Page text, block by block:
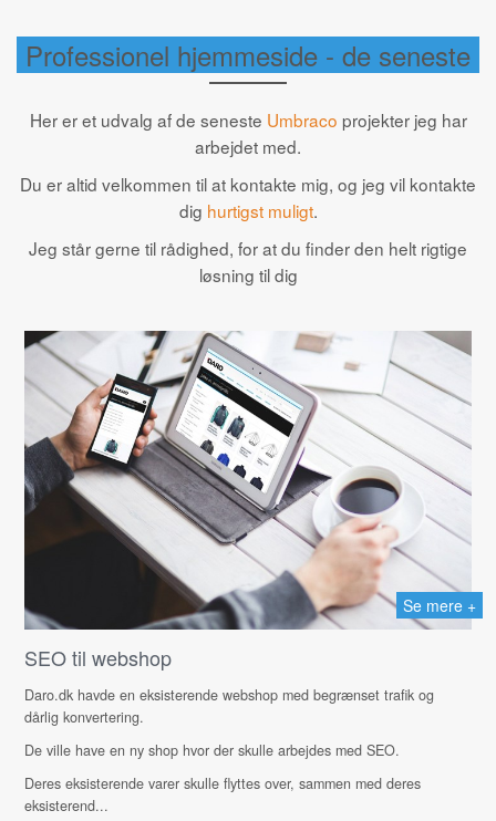
Professionel hjemmeside - de seneste
Her er et udvalg af de seneste Umbraco projekter jeg har
arbejdet med.
Du er altid velkommen til at kontakte mig, og jeg vil kontakte
dig hurtigst muligt.
Jeg står gerne til rådighed, for at du finder den helt rigtige
løsning til dig
Se mere +
SEO til webshop
Daro.dk havde en eksisterende webshop med begrænset trafik og
dårlig konvertering.
De ville have en ny shop hvor der skulle arbejdes med SEO.
Deres eksisterende varer skulle flyttes over, sammen med deres
eksisterend...